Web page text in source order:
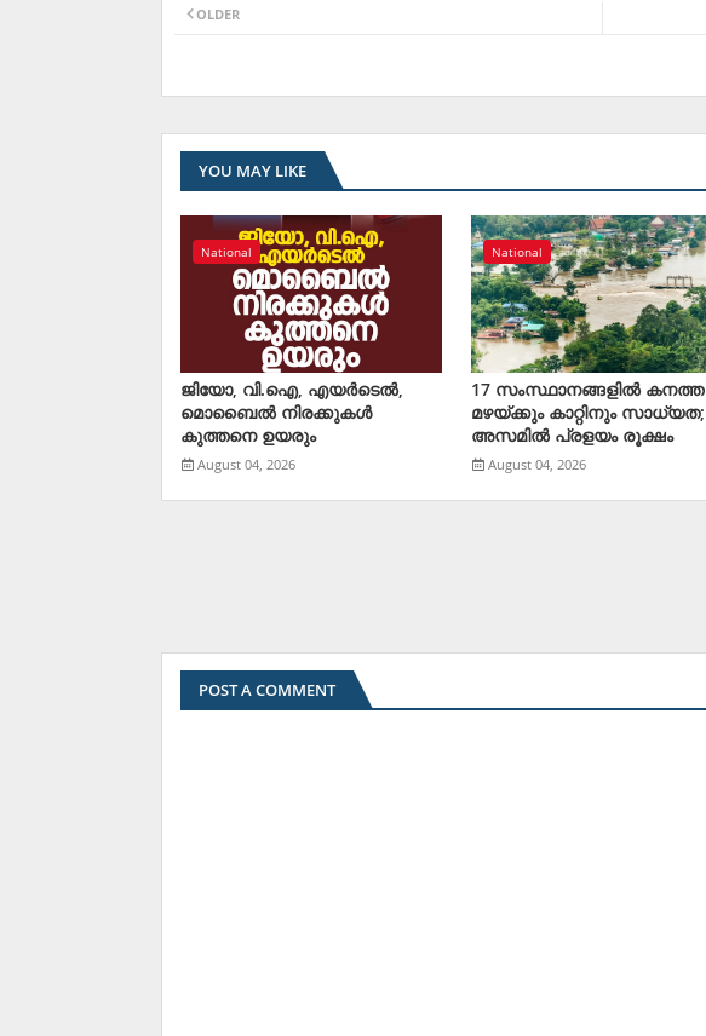
OLDER
YOU MAY LIKE
National
ജിയോ, വി.ഐ, എയര്‍ടെല്‍,
മൊബൈല്‍ നിരക്കുകള്‍
കുത്തനെ ഉയരും
August 04, 2026
National
17 സംസ്ഥാനങ്ങളിൽ കനത്ത
മഴയ്ക്കും കാറ്റിനും സാധ്യത;
അസമിൽ പ്രളയം രൂക്ഷം
August 04, 2026
POST A COMMENT